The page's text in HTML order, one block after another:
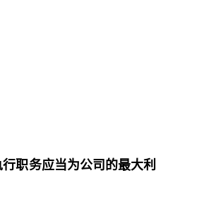
行职务应当为公司的最大利